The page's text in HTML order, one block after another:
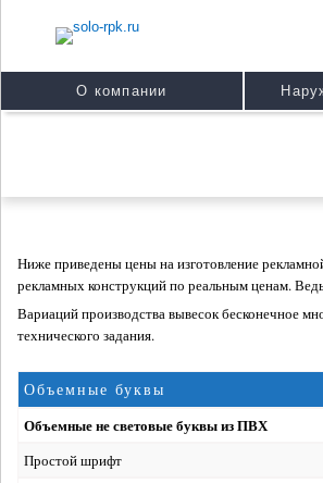
О компании
Ниже приведены цены на изготовление
рекламных конструкций по реальным ценам.
Вариаций производства вывесок бесконечное
технического задания.
Объемные буквы
Объемные не световые буквы из ПВХ
Простой шрифт